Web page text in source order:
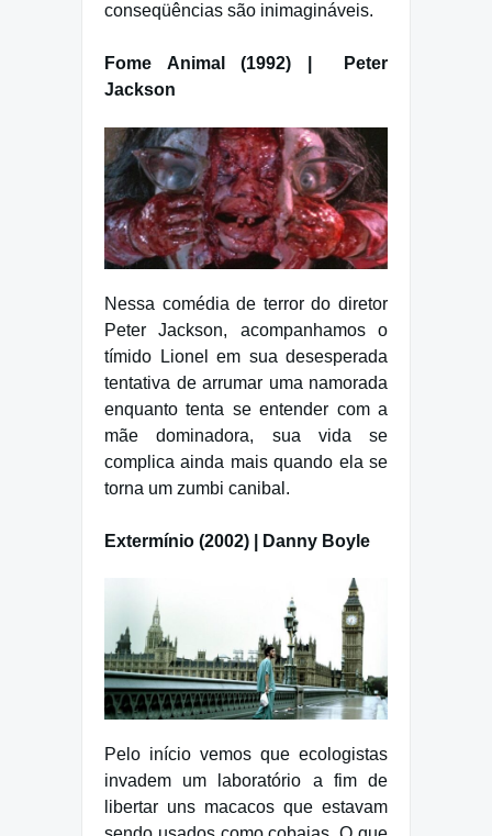
conseqüências são inimagináveis.
Fome Animal (1992) | Peter
Jackson
Nessa comédia de terror do diretor
Peter Jackson, acompanhamos o
tímido Lionel em sua desesperada
tentativa de arrumar uma namorada
enquanto tenta se entender com a
mãe dominadora, sua vida se
complica ainda mais quando ela se
torna um zumbi canibal.
Extermínio (2002) | Danny Boyle
Pelo início vemos que ecologistas
invadem um laboratório a fim de
libertar uns macacos que estavam